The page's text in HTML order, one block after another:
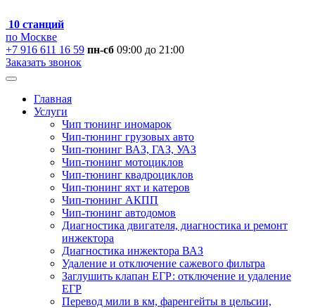
10 станций
по Москве
+7 916 611 16 59 пн-сб 09:00 до 21:00
Заказать звонок
Главная
Услуги
Чип тюнинг иномарок
Чип-тюнинг грузовых авто
Чип-тюнинг ВАЗ, ГАЗ, УАЗ
Чип-тюнинг мотоциклов
Чип-тюнинг квадроциклов
Чип-тюнинг яхт и катеров
Чип-тюнинг АКПП
Чип-тюнинг автодомов
Диагностика двигателя, диагностика и ремонт
инжектора
Диагностика инжектора ВАЗ
Удаление и отключение сажевого фильтра
Заглушить клапан ЕГР: отключение и удаление
ЕГР
Перевод мили в км, фаренгейты в цельсии,